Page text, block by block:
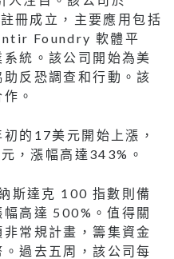
冊成立，主要應用包括
Foundry 軟體平
統。該公司開始為美
反恐調查和行動。該
。
的17美元開始上漲，
，漲幅高達343%。
斯達克 100 指數則備
高達 500%。值得關
常規計畫，籌集資金
過去五周，該公司每